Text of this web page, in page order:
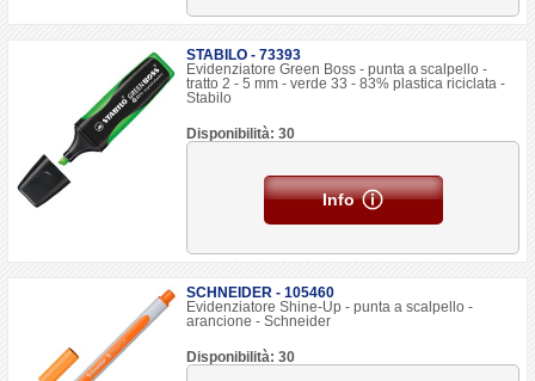
STABILO - 73393
Evidenziatore Green Boss - punta a scalpello -
tratto 2 - 5 mm - verde 33 - 83% plastica riciclata -
Stabilo
Disponibilità: 30
Info
SCHNEIDER - 105460
Evidenziatore Shine-Up - punta a scalpello -
arancione - Schneider
Disponibilità: 30